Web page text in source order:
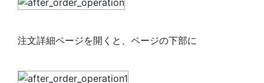
注文詳細ページを開くと、ページの下部に